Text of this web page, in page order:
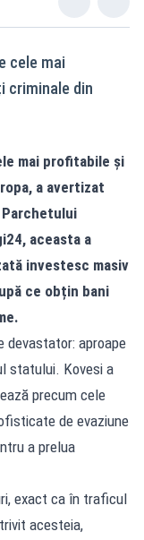
cele mai
criminale din
mai profitabile și
a avertizat
aceasta a
investesc masiv
ce obțin bani
devastator: aproape
statului. Kovesi a
precum cele
de evaziune
a prelua
exact ca în traficul
acesteia,